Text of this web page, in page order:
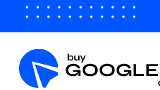
Saltar